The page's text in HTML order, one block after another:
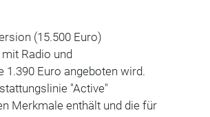
(15.500 Euro)
Radio und
Euro angeboten wird.
"Active"
Merkmale enthält und die für